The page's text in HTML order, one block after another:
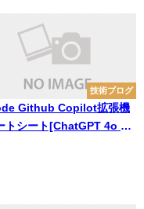
技術ブログ
Github Copilot拡張機
トシート[ChatGPT 4o 以